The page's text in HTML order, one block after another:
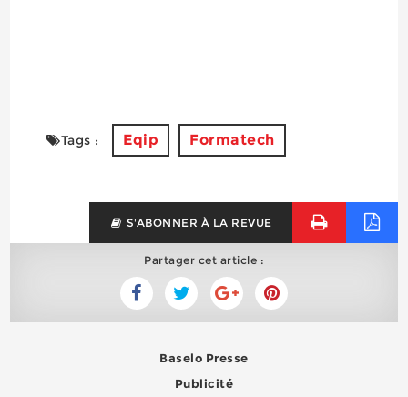
Tags : Eqip Formatech
S'ABONNER À LA REVUE
Partager cet article :
Baselo Presse
Publicité